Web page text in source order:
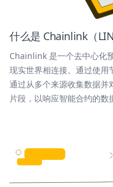
什么是 Chainlink（
Chainlink 是一个去中心化
现实世界相连接。通过使
通过从多个来源收集数据并
片段，以响应智能合约的数